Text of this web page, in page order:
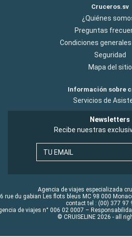
Cruceros.sv
¿Quiénes
Preguntas
Condiciones
Seguridad
Mapa del sitio
Información sobre
Servicios de
Newsletters
Recibe nuestras
TU EMAIL
Agencia de viajes especializada
rue du gabian Les flots bleus MC 98 000
contact tel : (00) 377 97
de viajes n° 006 02 0007 –
© CRUISELINE 2026 - all